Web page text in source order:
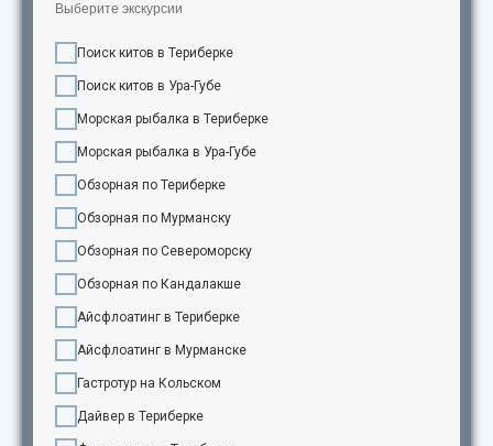
Выберите экскурсии
Поиск китов в Териберке
Поиск китов в Ура-Губе
Морская рыбалка в Териберке
Морская рыбалка в Ура-Губе
Обзорная по Териберке
Обзорная по Мурманску
Обзорная по Североморску
Обзорная по Кандалакше
Айсфлоатинг в Териберке
Айсфлоатинг в Мурманске
Гастротур на Кольском
Дайвер в Териберке